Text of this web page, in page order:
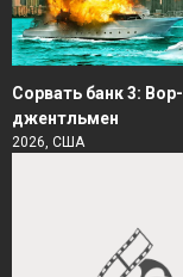
Сорвать банк 3: Вор-
джентльмен
2026, США